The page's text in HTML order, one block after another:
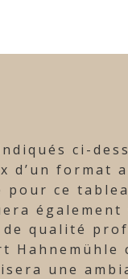
ci-
d’un format
pour ce
de qualité
Hahnemühle
une